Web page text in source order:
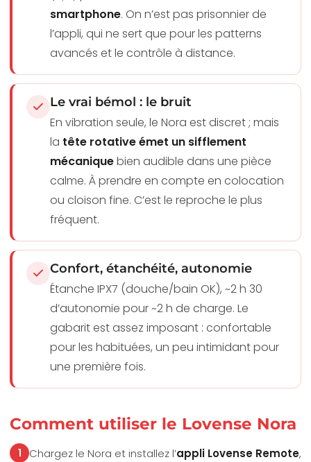
smartphone. On n’est pas prisonnier de
l’appli, qui ne sert que pour les patterns
avancés et le contrôle à distance.
Le vrai bémol : le bruit
En vibration seule, le Nora est discret ; mais
la tête rotative émet un sifflement
mécaniquebien audible dans une pièce
calme. À prendre en compte en colocation
ou cloison fine. C’est le reproche le plus
fréquent.
Confort, étanchéité, autonomie
Étanche IPX7 (douche/bain OK), ~2 h 30
d’autonomie pour ~2 h de charge. Le
gabarit est assez imposant : confortable
pour les habituées, un peu intimidant pour
une première fois.
Comment utiliser le Lovense Nora
1 Chargez le Nora et installez l’appli Lovense Remote,